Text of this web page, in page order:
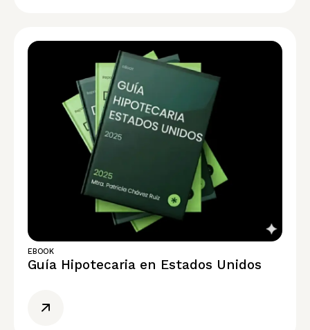
EBOOK
Guía Hipotecaria en Estados Unidos